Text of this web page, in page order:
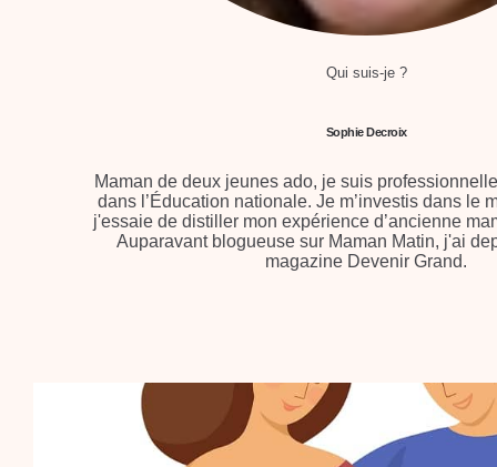
Qui suis-je ?
Sophie Decroix
Maman de deux jeunes ado, je suis
dans l’Éducation nationale. Je m’investis dans le
j'essaie de distiller mon expérience d’ancienne
Auparavant blogueuse sur Maman Matin, j'ai
magazine Devenir Grand.